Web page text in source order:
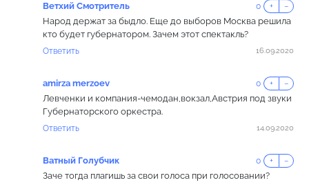
Ветхий Смотритель 0 + −
Народ держат за быдло. Еще до выборов Москва решила
кто будет губернатором. Зачем этот спектакль?
Ответить 16.09.2020
amirza merzoev 0 + −
Левченки и компания-чемодан,вокзал,Австрия под звуки
Губернаторского оркестра.
Ответить 14.09.2020
Ватный Голубчик 0 + −
Заче тогда плагишь за свои голоса при голосовании?